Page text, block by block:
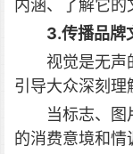
内涵、了解它的
3.传播品牌
视觉是无声
引导大众深刻理
当标志、图
的消费意境和情